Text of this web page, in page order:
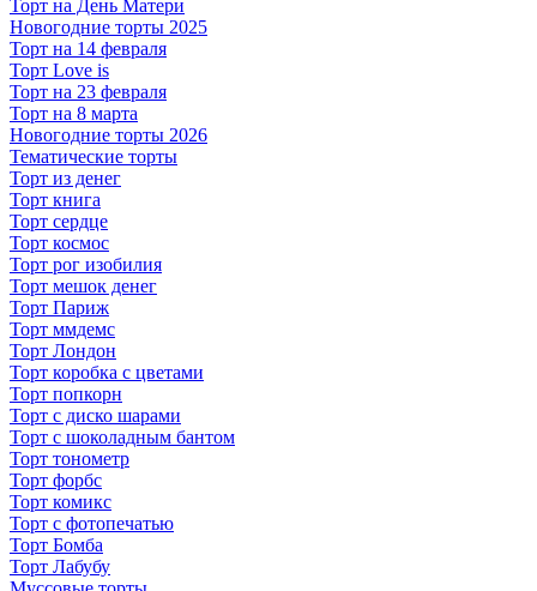
Торт на День Матери
Новогодние торты 2025
Торт на 14 февраля
Торт Love is
Торт на 23 февраля
Торт на 8 марта
Новогодние торты 2026
Тематические торты
Торт из денег
Торт книга
Торт сердце
Торт космос
Торт рог изобилия
Торт мешок денег
Торт Париж
Торт ммдемс
Торт Лондон
Торт коробка с цветами
Торт попкорн
Торт с диско шарами
Торт с шоколадным бантом
Торт тонометр
Торт форбс
Торт комикс
Торт с фотопечатью
Торт Бомба
Торт Лабубу